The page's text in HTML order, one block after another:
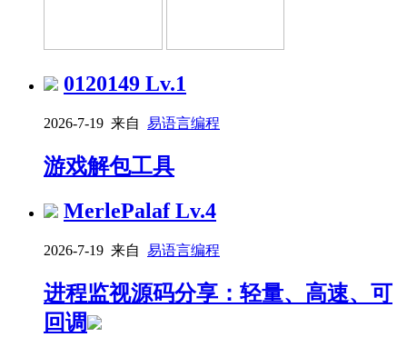
0120149 Lv.1
2026-7-19 来自 易语言编程
游戏解包工具
MerlePalafLv.4
2026-7-19 来自 易语言编程
进程监视源码分享：轻量、高速、可
回调